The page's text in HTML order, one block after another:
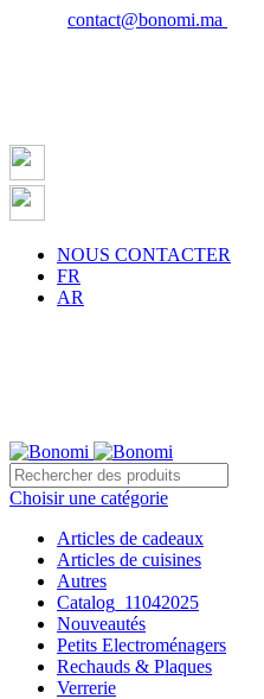
contact@bonomi.ma
NOUS CONTACTER
FR
AR
Choisir une catégorie
Articles de cadeaux
Articles de cuisines
Autres
Catalog_11042025
Nouveautés
Petits Electroménagers
Rechauds & Plaques
Verrerie